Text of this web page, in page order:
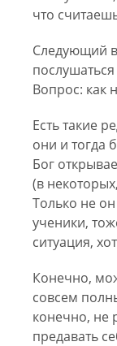
что
Следующий
Вопрос: как
Есть такие
они и тогда
Бог
(в
Только не
ученики,
ситуация,
Конечно,
совсем
конечно, не
предавать